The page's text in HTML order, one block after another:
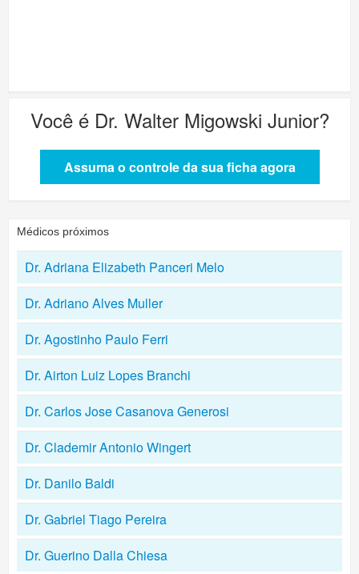
Você é Dr. Walter Migowski Junior?
Assuma o controle da sua ficha agora
Médicos próximos
Dr. Adriana Elizabeth Panceri Melo
Dr. Adriano Alves Muller
Dr. Agostinho Paulo Ferri
Dr. Airton Luiz Lopes Branchi
Dr. Carlos Jose Casanova Generosi
Dr. Clademir Antonio Wingert
Dr. Danilo Baldi
Dr. Gabriel Tiago Pereira
Dr. Guerino Dalla Chiesa